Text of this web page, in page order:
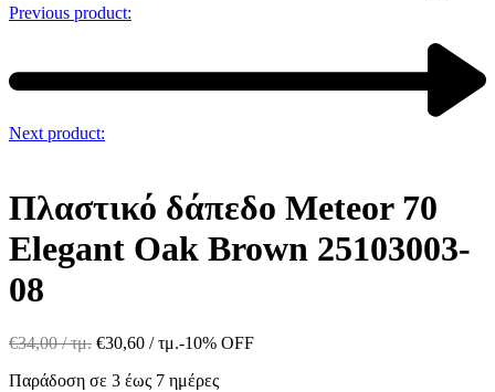
Previous product:
Next product:
Πλαστικό δάπεδο Meteor 70
Elegant Oak Brown 25103003-
08
€34,00/ τμ. €30,60 / τμ.-10% OFF
Παράδοση σε 3 έως 7 ημέρες